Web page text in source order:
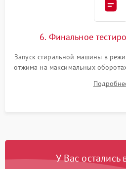
6. Финальное
Запуск стиральной машины в
отжима на максимальных
корректности слива,
посторонних стуков и
У Вас остались